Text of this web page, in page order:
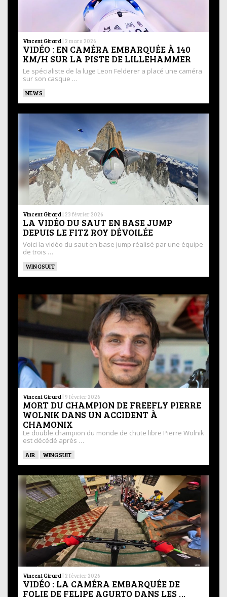
Vincent Girard | 2 mars 2026
VIDÉO : EN CAMÉRA EMBARQUÉE À 140
KM/H SUR LA PISTE DE LILLEHAMMER
Le spécialiste de la luge Leon Felderer a placé une caméra
sur son casque …
NEWS
Vincent Girard | 23 février 2026
LA VIDÉO DU SAUT EN BASE JUMP
DEPUIS LE FITZ ROY DÉVOILÉE
Voici la vidéo du saut en base jump réalisé par une équipe
de trois …
WINGSUIT
Vincent Girard | 9 février 2026
MORT DU CHAMPION DE FREEFLY PIERRE
WOLNIK DANS UN ACCIDENT À
CHAMONIX
Le double champion du monde de chute libre Pierre Wolnik
est décédé après …
AIR WINGSUIT
Vincent Girard | 2 février 2026
VIDÉO : LA CAMÉRA EMBARQUÉE DE
FOLIE DE FELIPE AGURTO DANS LES …